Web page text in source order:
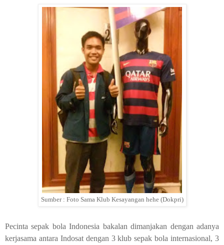
Sumber : Foto Sama Klub Kesayangan hehe (Dokpri)
Pecinta sepak bola Indonesia bakalan dimanjakan dengan adanya
kerjasama antara Indosat dengan 3 klub sepak bola internasional, 3